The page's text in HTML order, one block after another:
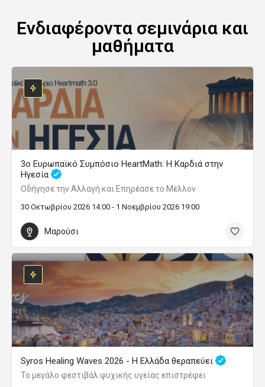
Ενδιαφέροντα σεμινάρια και
μαθήματα
3ο Ευρωπαϊκό Συμπόσιο HeartMath: Η Καρδιά στην
Ηγεσία
Οδήγησε την Αλλαγή και Επηρέασε το Μέλλον
30 Οκτωβρίου 2026 14:00 - 1 Νοεμβρίου 2026 19:00
Μαρούσι
Syros Healing Waves 2026 - Η Ελλάδα θεραπεύει
Το μεγάλο φεστιβάλ ψυχικής υγείας επιστρέφει